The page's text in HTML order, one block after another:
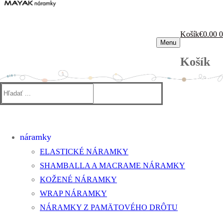
Menu
Košík€0.00 0
Košík
Hľadať:
náramky
ELASTICKÉ NÁRAMKY
SHAMBALLA A MACRAME NÁRAMKY
KOŽENÉ NÁRAMKY
WRAP NÁRAMKY
NÁRAMKY Z PAMÄTOVÉHO DRÔTU